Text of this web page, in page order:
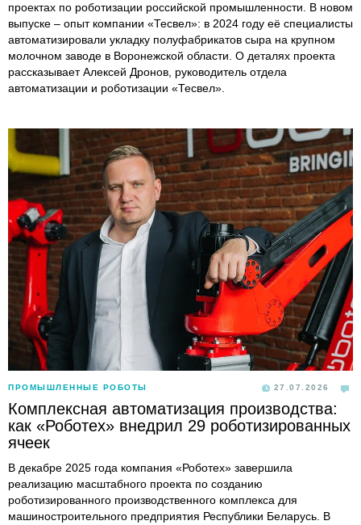
проектах по роботизации российской промышленности. В новом
выпуске – опыт компании «Тесвел»: в 2024 году её специалисты
автоматизировали укладку полуфабрикатов сыра на крупном
молочном заводе в Воронежской области. О деталях проекта
рассказывает Алексей Дронов, руководитель отдела
автоматизации и роботизации «Тесвел».
ПРОМЫШЛЕННЫЕ РОБОТЫ 27.07.2026
Комплексная автоматизация производства:
как «Роботех» внедрил 29 роботизированных
ячеек
В декабре 2025 года компания «Роботех» завершила
реализацию масштабного проекта по созданию
роботизированного производственного комплекса для
машиностроительного предприятия Республики Беларусь. В